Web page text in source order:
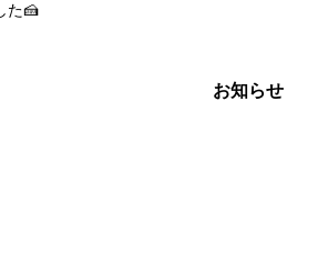
た🍰
お知らせ